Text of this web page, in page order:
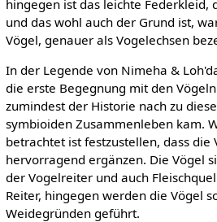
hingegen ist das leichte Federkleid,
und das wohl auch der Grund ist,
Vögel, genauer als Vogelechsen
In der Legende von Nimeha &
die erste Begegnung mit den
zumindest der Historie nach zu
symbioiden Zusammenleben kam.
betrachtet ist festzustellen, dass die
hervorragend ergänzen. Die Vögel
der Vogelreiter und auch
Reiter, hingegen werden die Vögel
Weidegründen geführt.